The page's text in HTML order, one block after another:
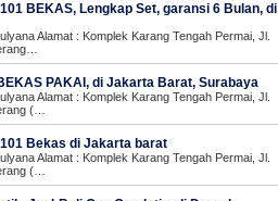
BEKAS, Lengkap Set, garansi 6 Bulan, di
Alamat : Komplek Karang Tengah Permai, Jl.
PAKAI, di Jakarta Barat, Surabaya
Alamat : Komplek Karang Tengah Permai, Jl.
(…
Bekas di Jakarta barat
Alamat : Komplek Karang Tengah Permai, Jl.
(…